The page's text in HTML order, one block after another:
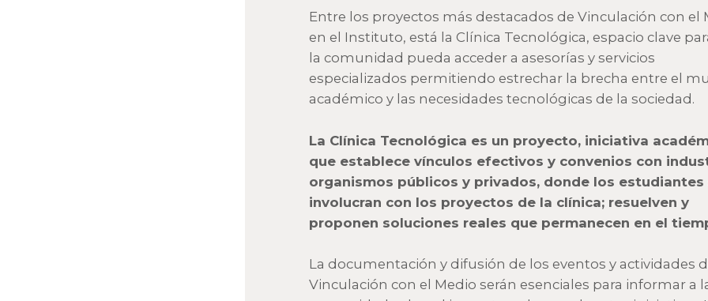
Entre los proyectos más destacados de Vinculación con el
en el Instituto, está la Clínica Tecnológica, espacio clave
la comunidad pueda acceder a asesorías y servicios
especializados permitiendo estrechar la brecha entre el
académico y las necesidades tecnológicas de la sociedad.
La Clínica Tecnológica es un proyecto, iniciativa
que establece vínculos efectivos y convenios con
organismos públicos y privados, donde los estudiantes
involucran con los proyectos de la clínica; resuelven y
proponen soluciones reales que permanecen en el
La documentación y difusión de los eventos y actividades
Vinculación con el Medio serán esenciales para informar a